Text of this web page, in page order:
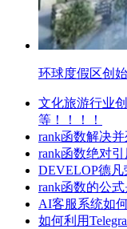
环球度假区创
文化旅游行业
等！！！！
rank函数解决
rank函数绝对
DEVELOP德
rank函数的公
AI客服系统如
如何利用